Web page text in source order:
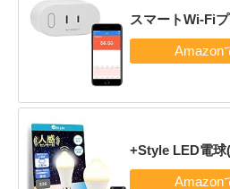
スマートWi-Fi
+Style LED電球